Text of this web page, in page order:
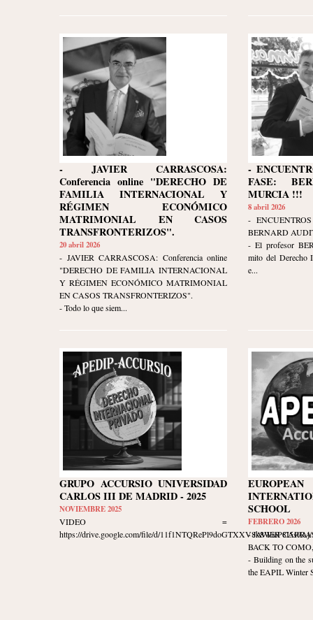
- JAVIER CARRASCOSA:
Conferencia online "DERECHO DE
FAMILIA INTERNACIONAL Y
RÉGIMEN ECONÓMICO
MATRIMONIAL EN CASOS
TRANSFRONTERIZOS".
20 abril 2026
- JAVIER CARRASCOSA: Conferencia online
"DERECHO DE FAMILIA INTERNACIONAL
Y RÉGIMEN ECONÓMICO MATRIMONIAL
EN CASOS TRANSFRONTERIZOS".
- Todo lo que siem...
-
FASE:
MURCIA !!!
8 abril 2026
-
BERNARD
- El profesor
mito del Derecho
e...
GRUPO ACCURSIO UNIVERSIDAD
CARLOS III DE MADRID - 2025
NOVIEMBRE 2025
VIDEO =
https://drive.google.com/file/d/
SCHOOL
FEBRERO 2026
- JAVIER
BACK TO
- Building on the
the EAPIL Winter